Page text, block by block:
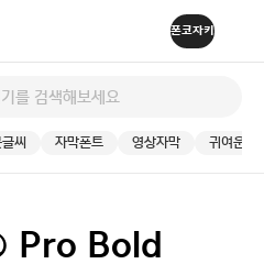
씨 자막폰트 영상자막 귀여운
Pro Bold